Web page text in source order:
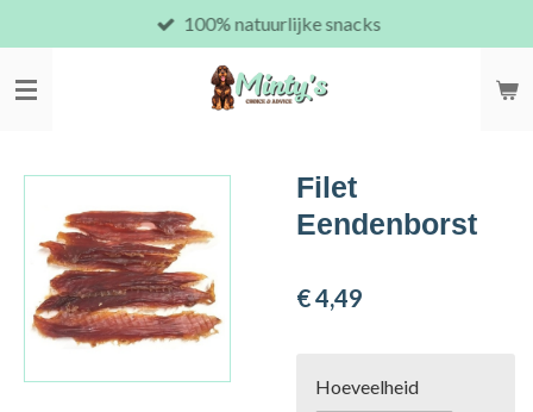
direct
naar
100% natuurlijke snacks
Filet
Eendenborst
€ 4,49
Hoeveelheid